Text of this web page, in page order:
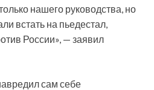
нашего руководства, но
встать на пьедестал,
России», — заявил
сам себе